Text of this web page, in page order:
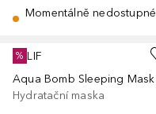
Momentálně nedostupné
BELIF
Aqua Bomb Sleeping Mask
Hydratační maska
%